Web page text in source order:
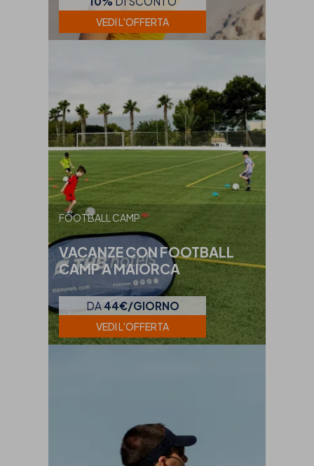
VEDI L'OFFERTA
FOOTBALL CAMP
VACANZE CON FOOTBALL
CAMP A MAIORCA
DA 44€/GIORNO
VEDI L'OFFERTA